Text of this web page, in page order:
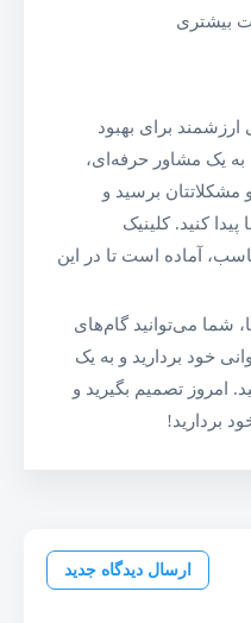
بیشتری
برای بهبود
به یک مشاور حرفه‌ای،
مشکلاتتان برسید و
کنید. کلینیک
آماده است تا در این
شما می‌توانید گام‌های
خود بردارید و به یک
امروز تصمیم بگیرید و
بردارید!
ارسال دیدگاه جدید